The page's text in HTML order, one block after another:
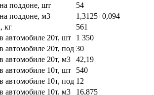
поддоне, шт
54
поддоне, м3
1,3125+0,094
кг
561
автомобиле 20т, шт
1 350
автомобиле 20т, под 30
автомобиле 20т, м3
42,19
автомобиле 10т, шт
540
автомобиле 10т, под 12
автомобиле 10т, м3
16,875